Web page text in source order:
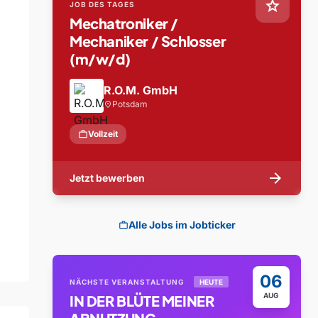
star
JOB DES TAGES
Mechatroniker /
Mechaniker / Schlosser
(m/w/d)
R.O.M. GmbH
location_on Potsdam
workVollzeit
Jetzt bewerben arrow_forward
workAlle Jobs im Jobticker
06
AUG
NÄCHSTE VERANSTALTUNG HEUTE
IN DER BLÜTE MEINER